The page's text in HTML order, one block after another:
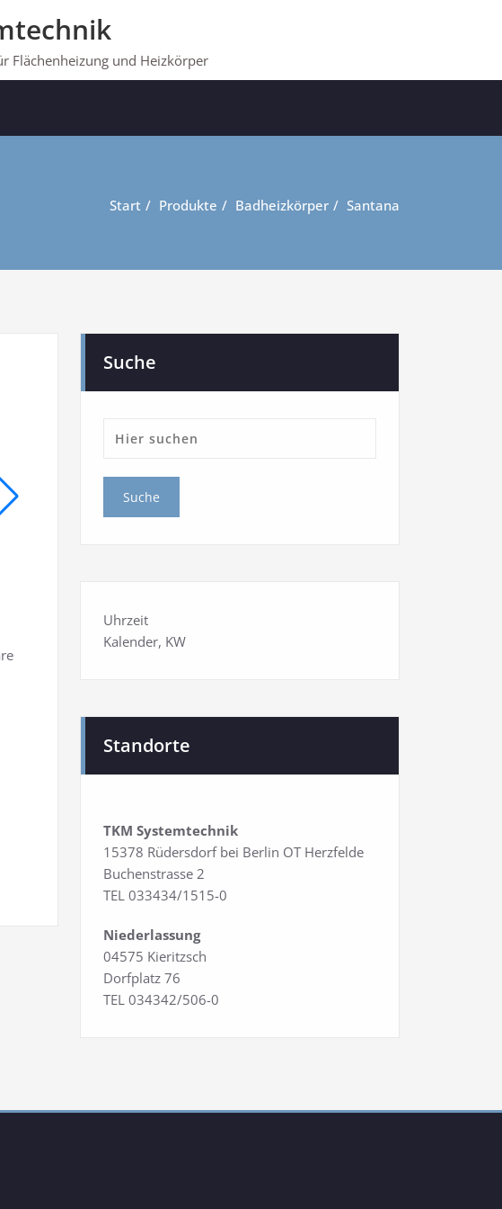
Flächenheizung und Heizkörper
Start Produkte Badheizkörper Santana
Suche
Uhrzeit
Kalender, KW
Standorte
TKM Systemtechnik
15378 Rüdersdorf bei Berlin OT Herzfelde
Buchenstrasse 2
TEL 033434/1515-0
Niederlassung
04575 Kieritzsch
Dorfplatz 76
TEL 034342/506-0